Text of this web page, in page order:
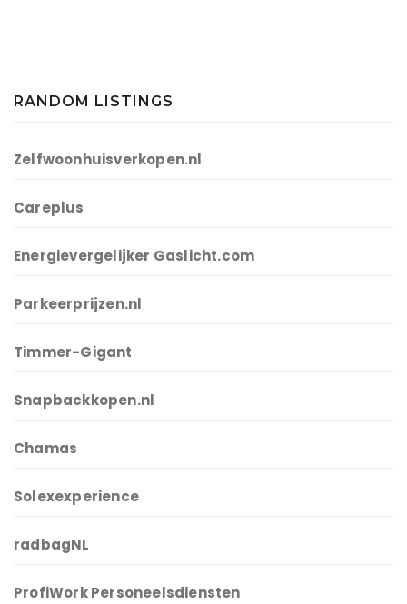
RANDOM LISTINGS
Zelfwoonhuisverkopen.nl
Careplus
Energievergelijker Gaslicht.com
Parkeerprijzen.nl
Timmer-Gigant
Snapbackkopen.nl
Chamas
Solexexperience
radbagNL
ProfiWork Personeelsdiensten